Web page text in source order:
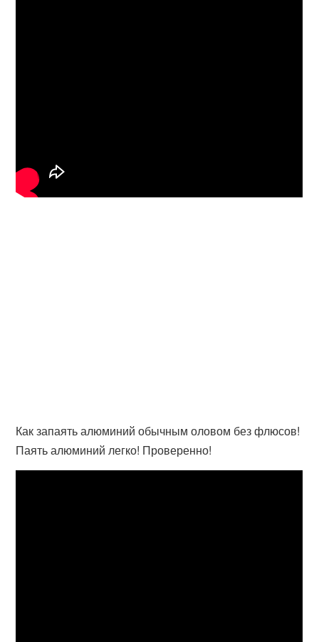
Как запаять алюминий обычным оловом без флюсов!
Паять алюминий легко! Проверенно!